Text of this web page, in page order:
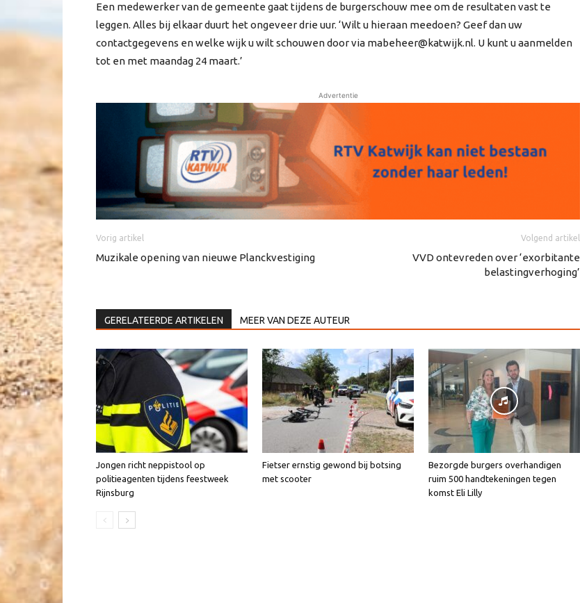
Een medewerker van de gemeente gaat tijdens de burgerschouw mee om de resultaten vast te
leggen. Alles bij elkaar duurt het ongeveer drie uur. ‘Wilt u hieraan meedoen? Geef dan uw
contactgegevens en welke wijk u wilt schouwen door via mabeheer@katwijk.nl. U kunt u aanmelden
tot en met maandag 24 maart.’
Advertentie
Vorig artikel
Muzikale opening van nieuwe Planckvestiging
Volgend artikel
VVD ontevreden over ‘exorbitante
belastingverhoging’
GERELATEERDE ARTIKELEN MEER VAN DEZE AUTEUR
Jongen richt neppistool op
politieagenten tijdens feestweek
Rijnsburg
Fietser ernstig gewond bij botsing
met scooter
Bezorgde burgers overhandigen
ruim 500 handtekeningen tegen
komst Eli Lilly